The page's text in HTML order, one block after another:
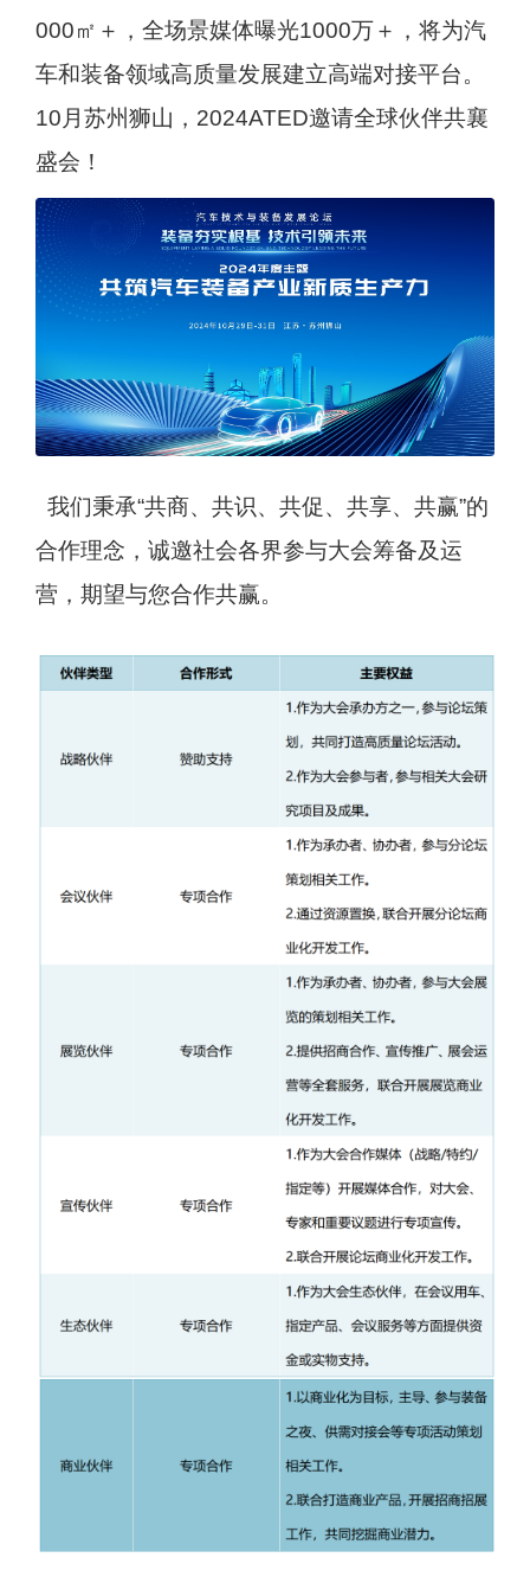
000㎡＋，全场景媒体曝光1000万＋，将为汽
车和装备领域高质量发展建立高端对接平台。
10月苏州狮山，2024ATED邀请全球伙伴共襄
盛会！
我们秉承“共商、共识、共促、共享、共赢”的
合作理念，诚邀社会各界参与大会筹备及运
营，期望与您合作共赢。